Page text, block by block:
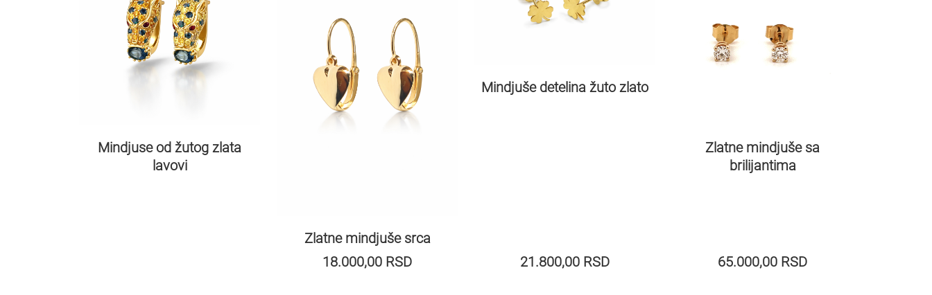
Mindjuse od žutog zlata
lavovi
Zlatne mindjuše srca
18.000,00 RSD
Mindjuše detelina žuto zlato
21.800,00 RSD
Zlatne mindjuše sa
brilijantima
65.000,00 RSD